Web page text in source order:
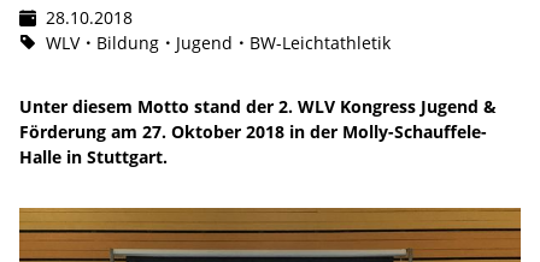
28.10.2018
WLV
Bildung Jugend BW-Leichtathletik
Unter diesem Motto stand der 2. WLV Kongress Jugend &
Förderung am 27. Oktober 2018 in der Molly-Schauffele-
Halle in Stuttgart.